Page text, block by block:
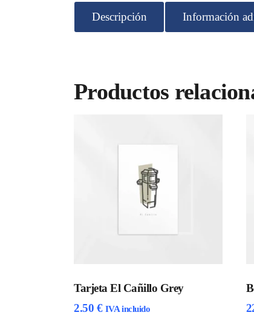
Descripción Información
Productos
Tarjeta El Cañillo Grey
2.50 € IVA incluido